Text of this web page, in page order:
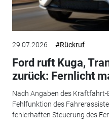
29.07.2026 #Rückruf
Ford ruft Kuga,
zurück: Fernlicht
Nach Angaben des
Fehlfunktion des
fehlerhaften Steuerung des